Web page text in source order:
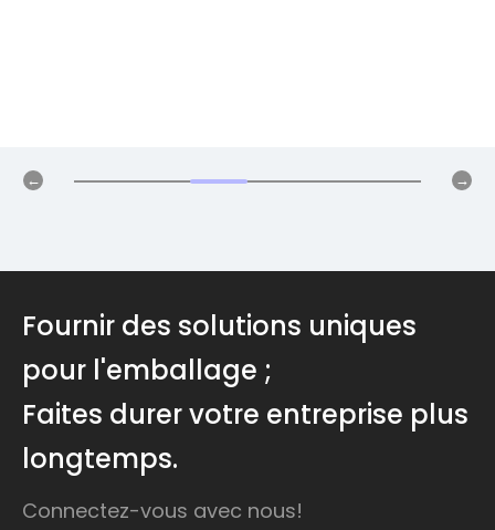
Fournir des solutions uniques
pour l'emballage ;
Faites durer votre entreprise plus
longtemps.
Connectez-vous avec nous!